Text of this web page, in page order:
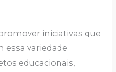
iniciativas que
essa variedade
educacionais,